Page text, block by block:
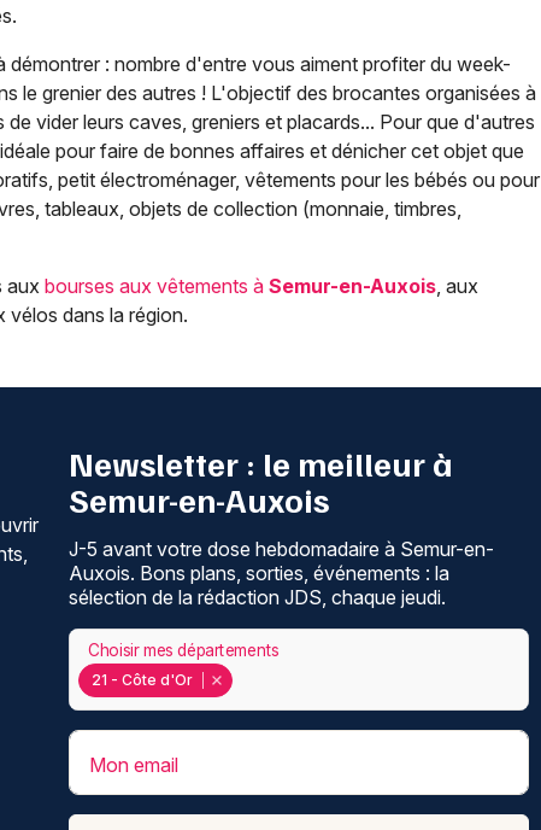
: nombre d'entre vous aiment profiter du week-
le grenier des autres ! L'objectif des brocantes organisées à
de vider leurs caves, greniers et placards... Pour que d'autres
pour faire de bonnes affaires et dénicher cet objet que
petit électroménager, vêtements pour les bébés ou pour
tableaux, objets de collection (monnaie, timbres,
aux bourses aux vêtements à Semur-en-Auxois , aux
vélos dans la région.
Newsletter : le meilleur à
Semur-en-Auxois
J-5 avant votre dose hebdomadaire à Semur-en-
Auxois. Bons plans, sorties, événements : la
sélection de la rédaction JDS, chaque jeudi.
21 - Côte d'Or
Choisir mes départements
Mon email